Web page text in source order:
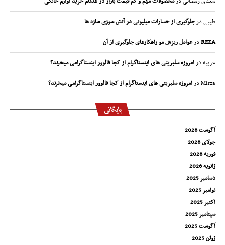
طیبیدرجلوگیری از خسارات میلیونی در آتش سوزی سازه ها
REZAدرعوامل ریزش مو راهکارهای جلوگیری از آن
غریبهدرامروزه سلبریتی های اینستاگرام از کجا فالوور اینستاگرامی میخرند؟
Mirzaدرامروزه سلبریتی های اینستاگرام از کجا فالوور اینستاگرامی میخرند؟
بایگانی
آگوست 2026
جولای 2026
فوریه 2026
ژانویه 2026
دسامبر 2025
نوامبر 2025
اکتبر 2025
سپتامبر 2025
آگوست 2025
ژوئن 2025